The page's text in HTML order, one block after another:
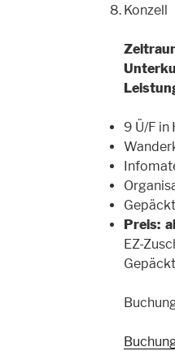
9 Ü/F in
Preis:
EZ-